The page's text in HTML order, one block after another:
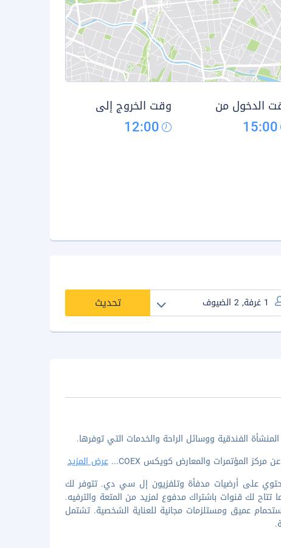
الدخول من
15:00
وقت الخروج إلى
12:00
تحديث
الفندقية ووسائل الراحة والخدمات التي توفرها.
...عرض المزيد
واحدة من 50 غرفة ضيافة مكيفة تحتوي على أرضيات مدفأة وتلفزيون إل سي دي. تتوفر لك
تتاح لك قنوات باشتراك مدفوع لمزيد من المتعة والترفيه.
عميق ومستلزمات مجانية للعناية الشخصية. تشتمل